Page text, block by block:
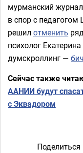
мурманский
в спор с
решил отменить
психолог
думскроллинг — бич
Сейчас также
ААНИИ будут
с Эквадором
Поделиться